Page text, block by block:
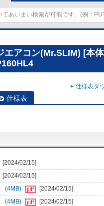
エアコン(Mr.SLIM) [本
仕様表ダ
仕様表
[2024/02/15]
[2024/02/15]
(4MB)
[2024/02/15]
(4MB)
[2024/02/15]